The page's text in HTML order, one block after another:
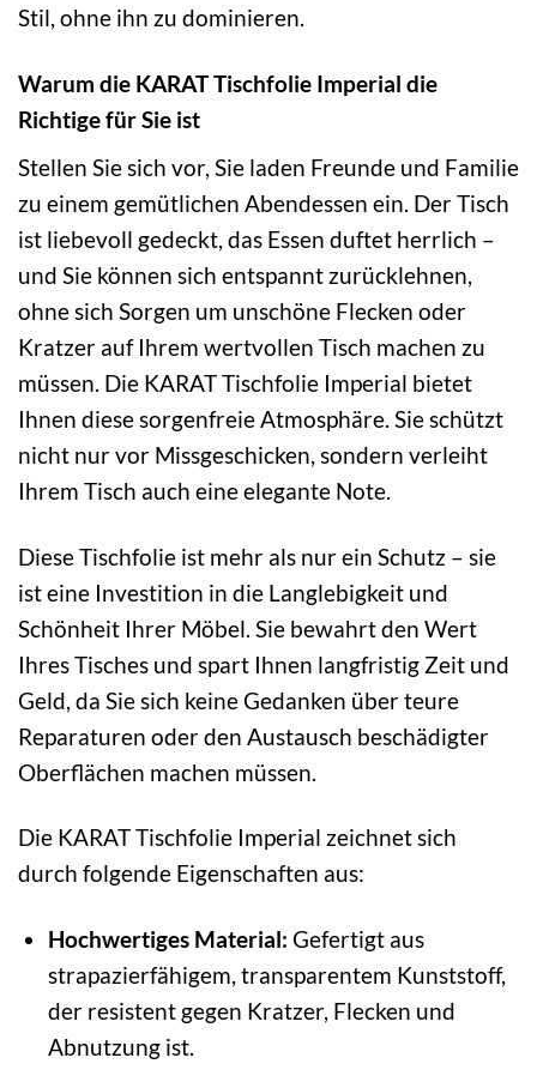
Stil, ohne ihn zu dominieren.
Warum die KARAT Tischfolie Imperial die
Richtige für Sie ist
Stellen Sie sich vor, Sie laden Freunde und Familie
zu einem gemütlichen Abendessen ein. Der Tisch
ist liebevoll gedeckt, das Essen duftet herrlich –
und Sie können sich entspannt zurücklehnen,
ohne sich Sorgen um unschöne Flecken oder
Kratzer auf Ihrem wertvollen Tisch machen zu
müssen. Die KARAT Tischfolie Imperial bietet
Ihnen diese sorgenfreie Atmosphäre. Sie schützt
nicht nur vor Missgeschicken, sondern verleiht
Ihrem Tisch auch eine elegante Note.
Diese Tischfolie ist mehr als nur ein Schutz – sie
ist eine Investition in die Langlebigkeit und
Schönheit Ihrer Möbel. Sie bewahrt den Wert
Ihres Tisches und spart Ihnen langfristig Zeit und
Geld, da Sie sich keine Gedanken über teure
Reparaturen oder den Austausch beschädigter
Oberflächen machen müssen.
Die KARAT Tischfolie Imperial zeichnet sich
durch folgende Eigenschaften aus:
Hochwertiges Material: Gefertigt aus
strapazierfähigem, transparentem Kunststoff,
der resistent gegen Kratzer, Flecken und
Abnutzung ist.